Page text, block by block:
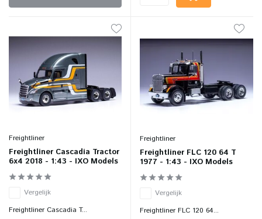
Freightliner
Freightliner Cascadia Tractor
6x4 2018 - 1:43 - IXO Models
Vergelijk
Freightliner Cascadia T...
Freightliner
Freightliner FLC 120 64 T
1977 - 1:43 - IXO Models
Vergelijk
Freightliner FLC 120 64...